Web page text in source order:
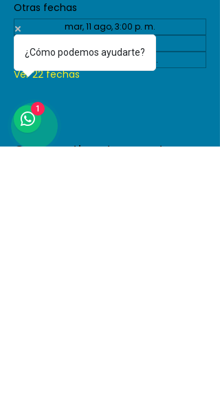
Otras fechas
mar, 11 ago, 3:00 p. m.
mar, 08 sept, 3:00 p. m.
Ver 22 fechas
Compartir este evento
¿Cómo podemos ayudarte?
1